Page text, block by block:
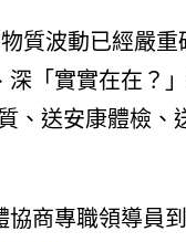
質波動已經嚴
「實實在在？
、送安康體檢、
商專職領導員